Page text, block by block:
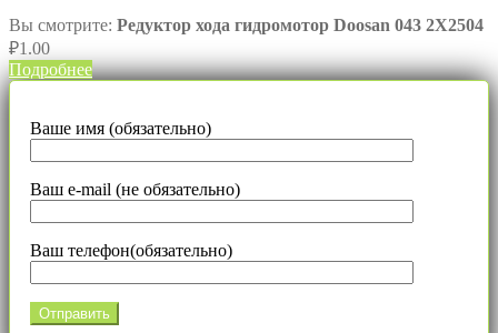
Вы смотрите: Редуктор хода гидромотор Doosan 043 2X2504
₽1.00
Подробнее
Ваше имя (обязательно)
Ваш e-mail (не обязательно)
Ваш телефон(обязательно)